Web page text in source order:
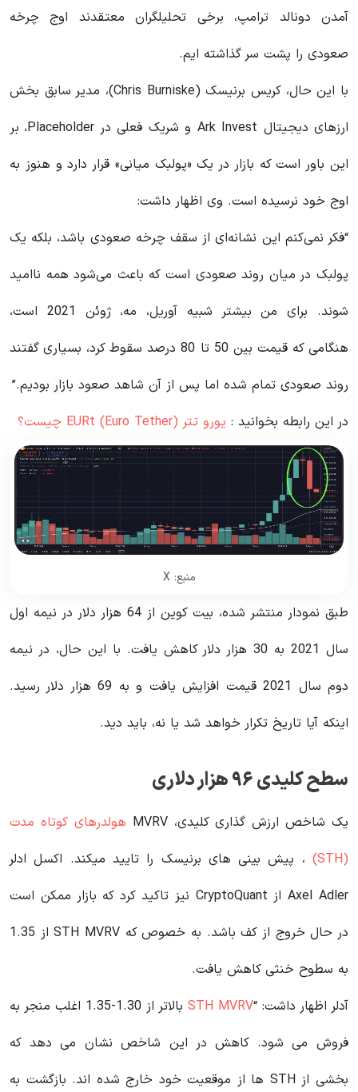
آمدن دونالد ترامپ، برخی تحلیلگران معتقدند اوج چرخه
صعودی را پشت سر گذاشته ایم.
با این حال، کریس برنیسک (Chris Burniske)، مدیر سابق بخش
ارزهای دیجیتال Ark Invest و شریک فعلی در Placeholder، بر
این باور است که بازار در یک «پولبک میانی» قرار دارد و هنوز به
اوج خود نرسیده است. وی اظهار داشت:
“فکر نمی‌کنم این نشانه‌ای از سقف چرخه صعودی باشد، بلکه یک
پولبک در میان روند صعودی است که باعث می‌شود همه ناامید
شوند. برای من بیشتر شبیه آوریل، مه، ژوئن 2021 است،
هنگامی که قیمت بین 50 تا 80 درصد سقوط کرد، بسیاری گفتند
روند صعودی تمام شده اما پس از آن شاهد صعود بازار بودیم.”
در این رابطه بخوانید‌ : یورو تتر EURt (Euro Tether) چیست؟
منبع: X
طبق نمودار منتشر شده، بیت کوین از 64 هزار دلار در نیمه اول
سال 2021 به 30 هزار دلار کاهش یافت. با این حال، در نیمه
دوم سال 2021 قیمت افزایش یافت و به 69 هزار دلار رسید.
اینکه آیا تاریخ تکرار خواهد شد یا نه، باید دید.
سطح کلیدی ۹۶ هزار دلاری
یک شاخص ارزش گذاری کلیدی، MVRV
هولدرهای کوتاه مدت
(STH)
، پیش بینی های برنیسک را تایید میکند. اکسل ادلر
Axel Adler از CryptoQuant نیز تاکید کرد که بازار ممکن است
در حال خروج از کف باشد. به خصوص که STH MVRV از 1.35
به سطوح خنثی کاهش یافت.
آدلر اظهار داشت: “STH MVRV
بالاتر از 1.30-1.35 اغلب منجر به
فروش می شود. کاهش در این شاخص نشان می دهد که
بخشی از STH ها از موقعیت خود خارج شده اند. بازگشت به